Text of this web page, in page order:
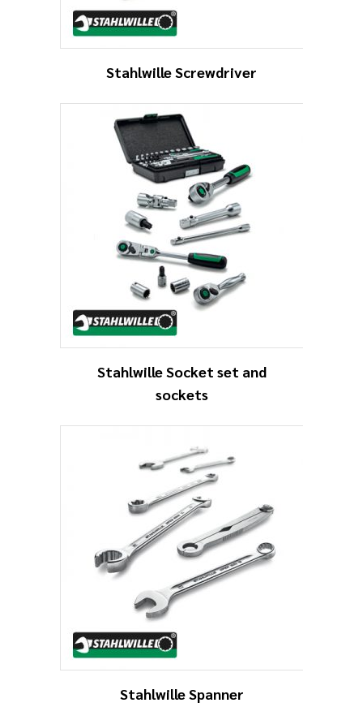
Stahlwille Screwdriver
Stahlwille Socket set and
sockets
Stahlwille Spanner